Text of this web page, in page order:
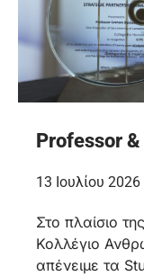
Professor
13 Ιουλίου 2026
Στο πλαίσιο
Κολλέγιο
απένειμε τα